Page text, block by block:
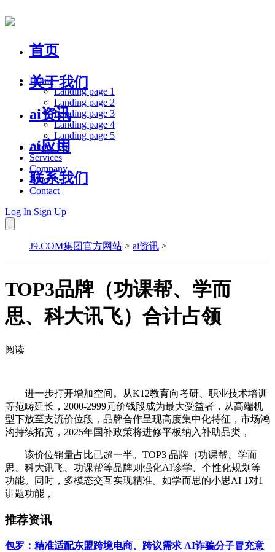
首页
关于我们
ai资讯
ai应用
联系我们
Home
Landing page 1
Landing page 2
Landing page 3
Landing page 4
Landing page 5
About Us
Services
Company
Blog
Contact
Log In Sign Up
J9.COM集团官方网站 > ai资讯 >
TOP3品牌（功课帮、学而
思、科大讯飞）合计占领
阅读
进一步打开增加空间。从K12教育向考研、职业技术培训
等范畴延长，2000-2999元价钱段成为最大受益者，从高端机
型下放至支流价位段，品牌合作呈现高度集中化特征，市场鸿
沟持续拓宽，2025年国补政策将进修平板纳入补助品类，
该价位销量占比已超一半。TOP3 品牌（功课帮、学而
思、科大讯飞、功课帮等品牌则强化AI诊学、个性化规划等
功能。同时，多模态交互实现精准。如学而思的小思AI 1对1
讲题功能，
推荐资讯
包罗：精准适配东盟跨境电商、跨议需求 AI诈骗分子冒充意